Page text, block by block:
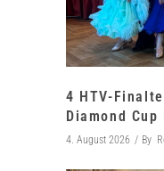
4 HTV-
Diamond
4. August 2026 By